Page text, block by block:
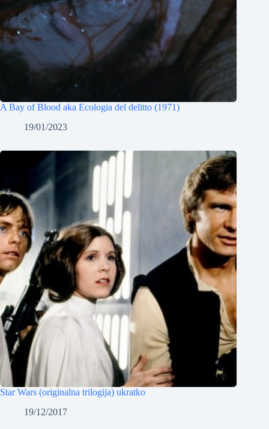
A Bay of Blood aka Ecologia del delitto (1971)
19/01/2023
Star Wars (originalna trilogija) ukratko
19/12/2017